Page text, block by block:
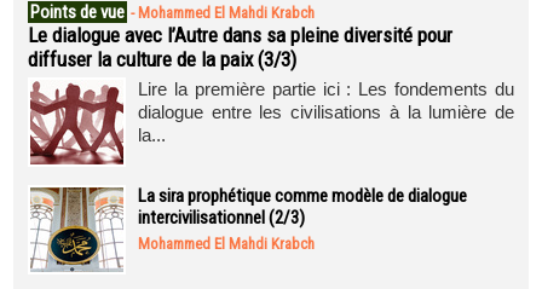
Points de vue - Mohammed El Mahdi Krabch
Le dialogue avec l’Autre dans sa pleine diversité pour
diffuser la culture de la paix (3/3)
Lire la première partie ici : Les fondements du
dialogue entre les civilisations à la lumière de
la...
La sira prophétique comme modèle de dialogue
intercivilisationnel (2/3)
Mohammed El Mahdi Krabch